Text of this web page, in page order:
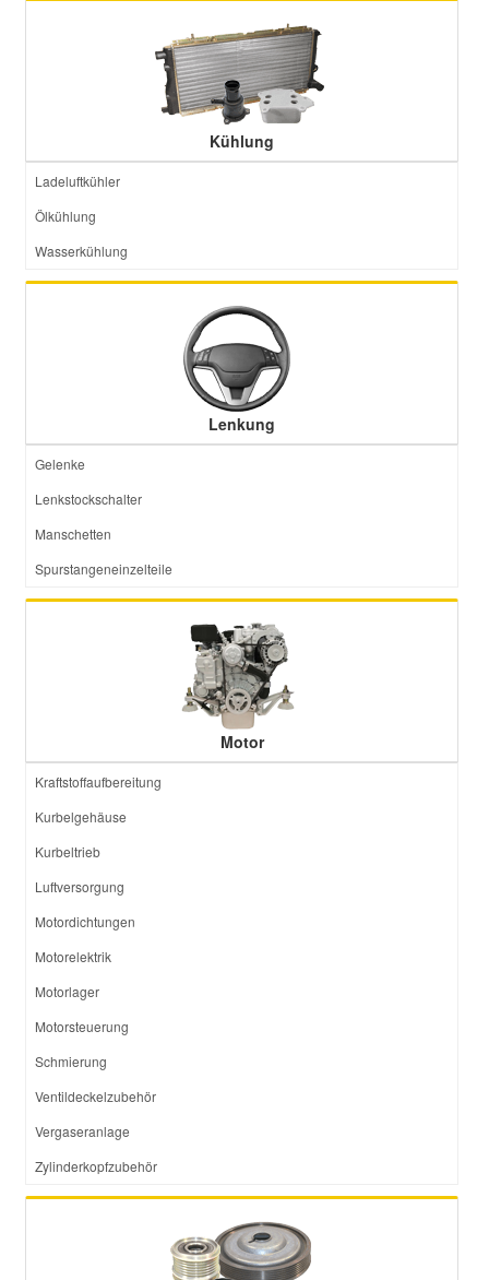
Kühlung
Ladeluftkühler
Ölkühlung
Wasserkühlung
Lenkung
Gelenke
Lenkstockschalter
Manschetten
Spurstangeneinzelteile
Motor
Kraftstoffaufbereitung
Kurbelgehäuse
Kurbeltrieb
Luftversorgung
Motordichtungen
Motorelektrik
Motorlager
Motorsteuerung
Schmierung
Ventildeckelzubehör
Vergaseranlage
Zylinderkopfzubehör